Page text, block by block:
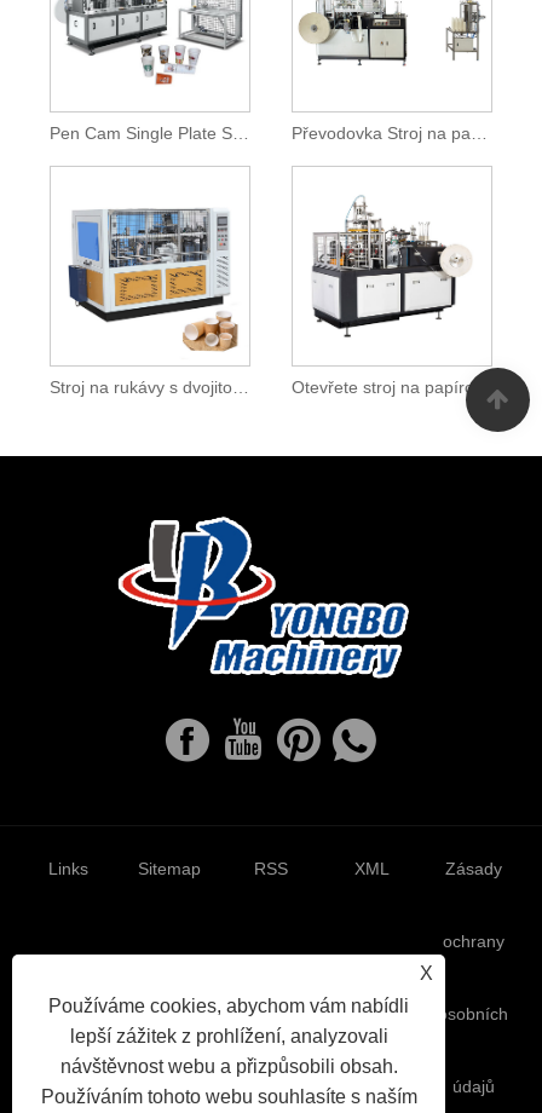
Pen Cam Single Plate Středorychlostní stroj na papírové pohárky
Stroj na rukávy s dvojitou stěnou
X
Používáme cookies, abychom vám nabídli
lepší zážitek z prohlížení, analyzovali
návštěvnost webu a přizpůsobili obsah.
Používáním tohoto webu souhlasíte s naším
Links Sitemap RSS XML Zásady
ochrany
osobních
údajů